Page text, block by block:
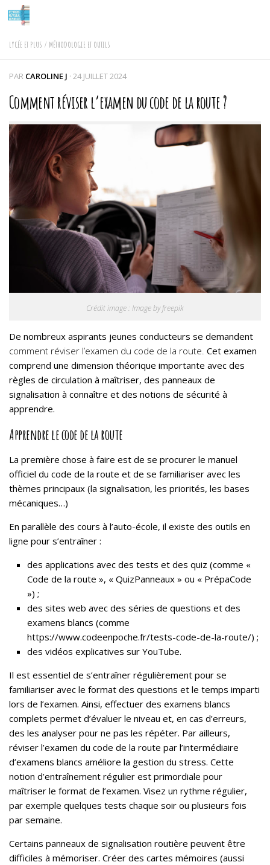
Skip to content
LYCÉE ET PLUS / MÉTHODOLOGIE ET OUTILS
PAR CAROLINE J · 24 JUILLET 2024
Comment réviser l’examen du code de la route ?
Crédit image : Image by freepik
De nombreux aspirants jeunes conducteurs se demandent
comment réviser l’examen du code de la route. Cet examen
comprend une dimension théorique importante avec des
règles de circulation à maîtriser, des panneaux de
signalisation à connaître et des notions de sécurité à
apprendre.
Apprendre le code de la route
La première chose à faire est de se procurer le manuel
officiel du code de la route et de se familiariser avec les
thèmes principaux (la signalisation, les priorités, les bases
mécaniques…)
En parallèle des cours à l’auto-école, il existe des outils en
ligne pour s’entraîner :
des applications avec des tests et des quiz (comme «
Code de la route », « QuizPanneaux » ou « PrépaCode
») ;
des sites web avec des séries de questions et des
examens blancs (comme
https://www.codeenpoche.fr/tests-code-de-la-route/) ;
des vidéos explicatives sur YouTube.
Il est essentiel de s’entraîner régulièrement pour se
familiariser avec le format des questions et le temps imparti
lors de l’examen. Ainsi, effectuer des examens blancs
complets permet d’évaluer le niveau et, en cas d’erreurs,
des les analyser pour ne pas les répéter. Par ailleurs,
réviser l’examen du code de la route par l’intermédiaire
d’examens blancs améliore la gestion du stress. Cette
notion d’entraînement régulier est primordiale pour
maîtriser le format de l’examen. Visez un rythme régulier,
par exemple quelques tests chaque soir ou plusieurs fois
par semaine.
Certains panneaux de signalisation routière peuvent être
difficiles à mémoriser. Créer des cartes mémoires (aussi